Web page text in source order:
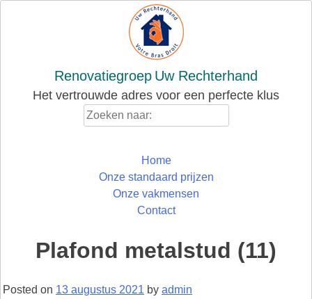
Renovatiegroep Uw Rechterhand
Het vertrouwde adres voor een perfecte klus
Home
Onze standaard prijzen
Onze vakmensen
Contact
Plafond metalstud (11)
Posted on 13 augustus 2021 by admin